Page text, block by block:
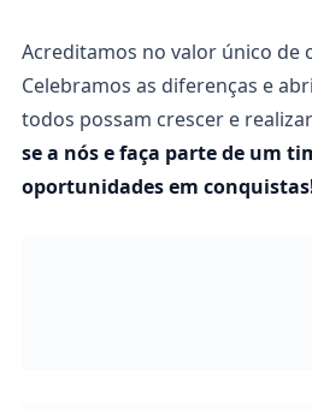
Acreditamos no valor único de
Celebramos as diferenças e
todos possam crescer e
se a nós e faça parte de um
oportunidades em